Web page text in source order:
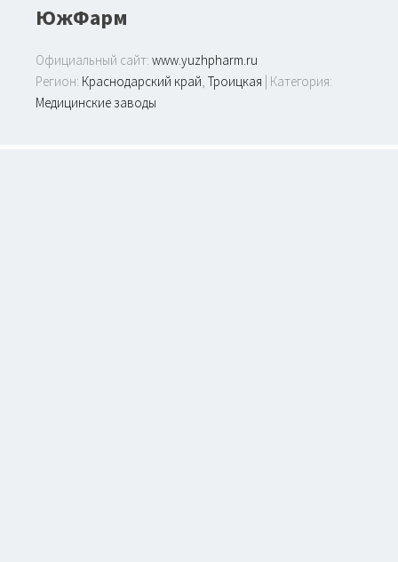
ЮжФарм
Официальный сайт: www.yuzhpharm.ru
Регион: Краснодарский край, Троицкая | Категория:
Медицинские заводы